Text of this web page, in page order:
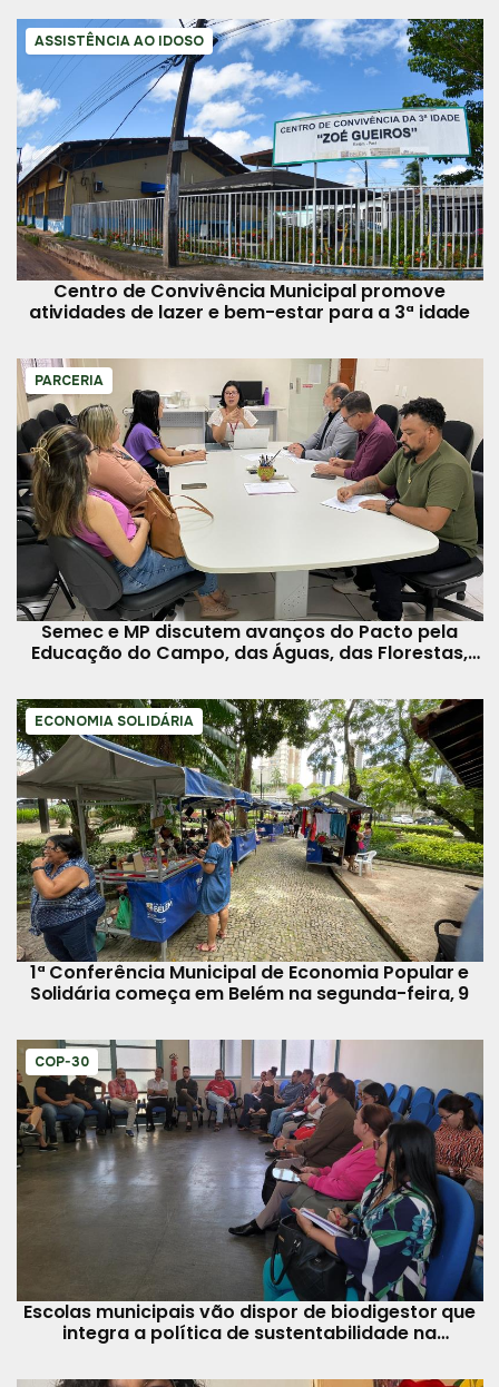
ASSISTÊNCIA AO IDOSO
Centro de Convivência Municipal promove
atividades de lazer e bem-estar para a 3ª idade
PARCERIA
Semec e MP discutem avanços do Pacto pela
Educação do Campo, das Águas, das Florestas,
ECONOMIA SOLIDÁRIA
1ª Conferência Municipal de Economia Popular e
Solidária começa em Belém na segunda-feira, 9
COP-30
Escolas municipais vão dispor de biodigestor que
integra a política de sustentabilidade na